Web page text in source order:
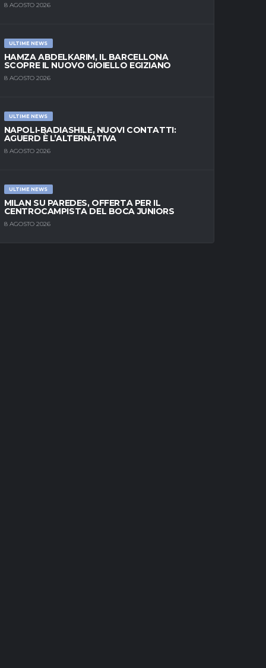
8 AGOSTO 2026
ULTIME NEWS
HAMZA ABDELKARIM, IL BARCELLONA
SCOPRE IL NUOVO GIOIELLO EGIZIANO
8 AGOSTO 2026
ULTIME NEWS
NAPOLI-BADIASHILE, NUOVI CONTATTI:
AGUERD È L’ALTERNATIVA
8 AGOSTO 2026
ULTIME NEWS
MILAN SU PAREDES, OFFERTA PER IL
CENTROCAMPISTA DEL BOCA JUNIORS
8 AGOSTO 2026